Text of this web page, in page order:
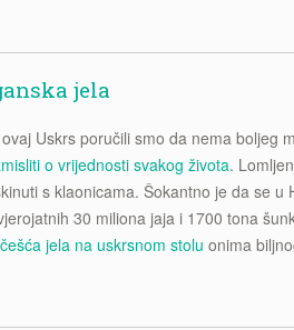
jela
Uskrs poručili smo da nema boljeg
o vrijednosti svakog života.
s klaonicama. Šokantno je da se
30 miliona jaja i 1700 tona
jela na uskrsnom stolu onima